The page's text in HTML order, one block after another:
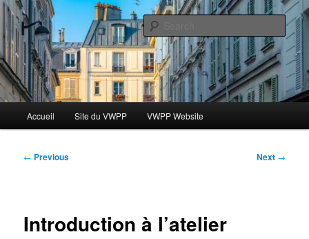
Skip
primary
contentBlog VWPP
Le blog des étudiants du Vassar-Wesleyan Programme à Paris
Accueil Site du VWPP VWPP Website
Post
← Previous Next →
Introduction à l’atelier